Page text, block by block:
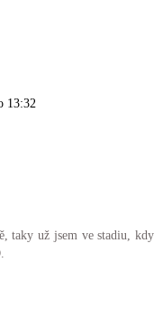
13:32
taky už jsem ve stadiu, kdy